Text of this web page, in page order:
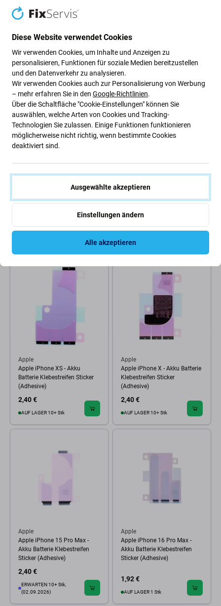
Apple
Apple iPhone 15 - Akku
(Adhesive)
AUF LAGER 10+ Stk
Sticker (Adhesive)
AUF LAGER 10+ Stk
Apple iPhone 6 Plus, 6S Plus,
Klebestreifen Sticker
2,40 €
Apple iPhone XR - Akku
(Adhesive)
2,40 €
AUF LAGER 10+ Stk
Apple
Apple iPhone XS - Akku
Batterie Klebestreifen Sticker
(Adhesive)
2,40 €
AUF LAGER 10+ Stk
Apple
Apple iPhone X - Akku Batterie
Klebestreifen Sticker
(Adhesive)
2,40 €
AUF LAGER 10+ Stk
Apple
Apple iPhone 15 Pro Max -
Akku Batterie Klebestreifen
Sticker (Adhesive)
2,40 €
ERWARTEN 10+ Stk,
(02.09.2026)
Apple
Apple iPhone 16 Pro Max -
Akku Batterie Klebestreifen
Sticker (Adhesive)
1,92 €
AUF LAGER 1 Stk
Diese Website verwendet Cookies
Wir verwenden Cookies, um Inhalte und Anzeigen zu
personalisieren, Funktionen für soziale Medien bereitzustellen
und den Datenverkehr zu analysieren.
Wir verwenden Cookies auch zur Personalisierung von Werbung
– mehr erfahren Sie in den Google-Richtlinien.
Über die Schaltfläche "Cookie-Einstellungen" können Sie
auswählen, welche Arten von Cookies und Tracking-
Technologien Sie zulassen. Einige Funktionen funktionieren
möglicherweise nicht richtig, wenn bestimmte Cookies
deaktiviert sind.
Ausgewählte akzeptieren
Einstellungen ändern
Alle akzeptieren